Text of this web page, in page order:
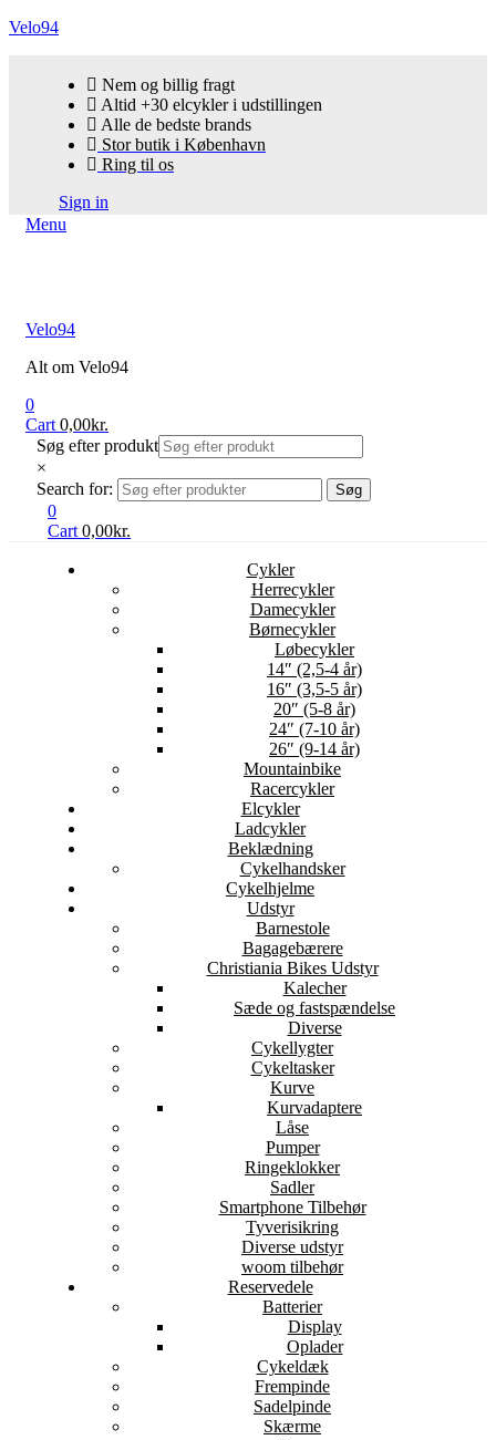
Velo94
Nem og billig fragt
Altid +30 elcykler i udstillingen
Alle de bedste brands
Stor butik i København
Ring til os
Sign in
Menu
Velo94
Alt om Velo94
0
Cart 0,00kr.
Søg efter produkt
×
Search for:
Søg
0
Cart 0,00kr.
Cykler
Herrecykler
Damecykler
Børnecykler
Løbecykler
14″ (2,5-4 år)
16″ (3,5-5 år)
20″ (5-8 år)
24″ (7-10 år)
26″ (9-14 år)
Mountainbike
Racercykler
Elcykler
Ladcykler
Beklædning
Cykelhandsker
Cykelhjelme
Udstyr
Barnestole
Bagagebærere
Christiania Bikes Udstyr
Kalecher
Sæde og fastspændelse
Diverse
Cykellygter
Cykeltasker
Kurve
Kurvadaptere
Låse
Pumper
Ringeklokker
Sadler
Smartphone Tilbehør
Tyverisikring
Diverse udstyr
woom tilbehør
Reservedele
Batterier
Display
Oplader
Cykeldæk
Frempinde
Sadelpinde
Skærme